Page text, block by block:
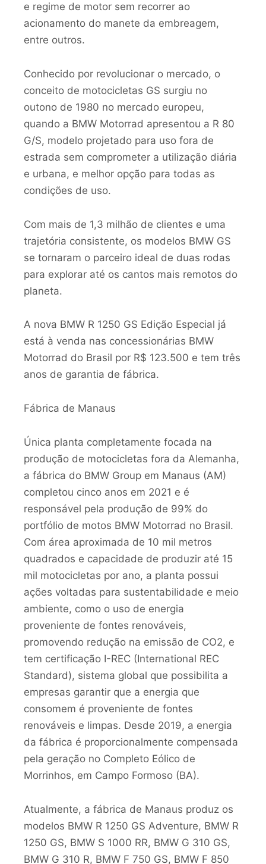
e regime de motor sem recorrer ao
acionamento do manete da embreagem,
entre outros.
Conhecido por revolucionar o mercado, o
conceito de motocicletas GS surgiu no
outono de 1980 no mercado europeu,
quando a BMW Motorrad apresentou a R 80
G/S, modelo projetado para uso fora de
estrada sem comprometer a utilização diária
e urbana, e melhor opção para todas as
condições de uso.
Com mais de 1,3 milhão de clientes e uma
trajetória consistente, os modelos BMW GS
se tornaram o parceiro ideal de duas rodas
para explorar até os cantos mais remotos do
planeta.
A nova BMW R 1250 GS Edição Especial já
está à venda nas concessionárias BMW
Motorrad do Brasil por R$ 123.500 e tem três
anos de garantia de fábrica.
Fábrica de Manaus
Única planta completamente focada na
produção de motocicletas fora da Alemanha,
a fábrica do BMW Group em Manaus (AM)
completou cinco anos em 2021 e é
responsável pela produção de 99% do
portfólio de motos BMW Motorrad no Brasil.
Com área aproximada de 10 mil metros
quadrados e capacidade de produzir até 15
mil motocicletas por ano, a planta possui
ações voltadas para sustentabilidade e meio
ambiente, como o uso de energia
proveniente de fontes renováveis,
promovendo redução na emissão de CO2, e
tem certificação I-REC (International REC
Standard), sistema global que possibilita a
empresas garantir que a energia que
consomem é proveniente de fontes
renováveis e limpas. Desde 2019, a energia
da fábrica é proporcionalmente compensada
pela geração no Completo Eólico de
Morrinhos, em Campo Formoso (BA).
Atualmente, a fábrica de Manaus produz os
modelos BMW R 1250 GS Adventure, BMW R
1250 GS, BMW S 1000 RR, BMW G 310 GS,
BMW G 310 R, BMW F 750 GS, BMW F 850